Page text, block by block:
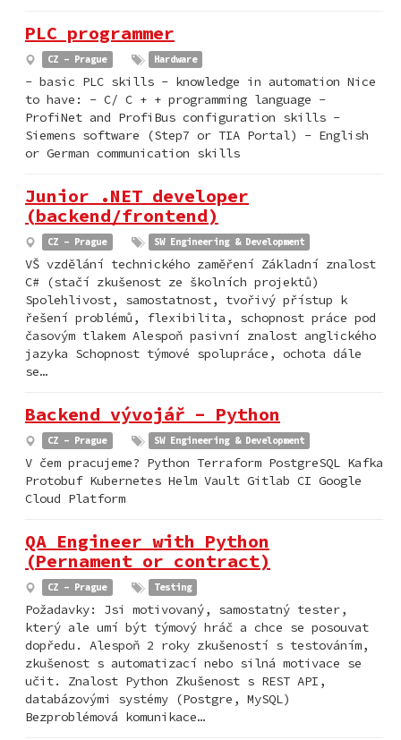
PLC programmer
CZ - Prague Hardware
- basic PLC skills - knowledge in automation Nice
to have: - C/ C + + programming language -
ProfiNet and ProfiBus configuration skills -
Siemens software (Step7 or TIA Portal) - English
or German communication skills
Junior .NET developer
(backend/frontend)
CZ - Prague SW Engineering & Development
VŠ vzdělání technického zaměření Základní znalost
C# (stačí zkušenost ze školních projektů)
Spolehlivost, samostatnost, tvořivý přístup k
řešení problémů, flexibilita, schopnost práce pod
časovým tlakem Alespoň pasivní znalost anglického
jazyka Schopnost týmové spolupráce, ochota dále
se…
Backend vývojář - Python
CZ - Prague SW Engineering & Development
V čem pracujeme? Python Terraform PostgreSQL Kafka
Protobuf Kubernetes Helm Vault Gitlab CI Google
Cloud Platform
QA Engineer with Python
(Pernament or contract)
CZ - Prague Testing
Požadavky: Jsi motivovaný, samostatný tester,
který ale umí být týmový hráč a chce se posouvat
dopředu. Alespoň 2 roky zkušeností s testováním,
zkušenost s automatizací nebo silná motivace se
učit. Znalost Python Zkušenost s REST API,
databázovými systémy (Postgre, MySQL)
Bezproblémová komunikace…